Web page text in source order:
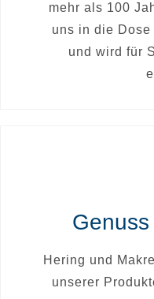
mehr als 100
uns in die
und wird für
Hering und
unserer